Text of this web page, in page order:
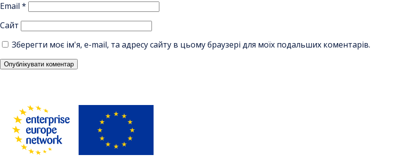
Email *
Сайт
Зберегти моє ім'я, e-mail, та адресу сайту в цьому браузері для моїх подальших коментарів.